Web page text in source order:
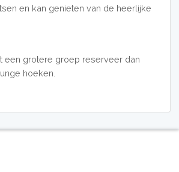
en kan genieten van de heerlijke
een grotere groep reserveer dan
hoeken.